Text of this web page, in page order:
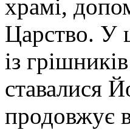
храмі,
Царство. У
із
ставалися
продовжує